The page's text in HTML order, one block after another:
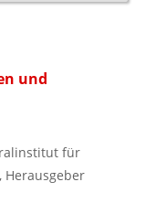
und
für
Herausgeber